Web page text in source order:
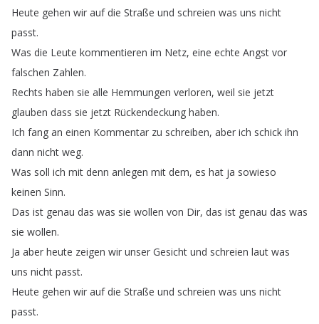
Heute gehen wir auf die Straße und schreien was uns nicht
passt.
Was die Leute kommentieren im Netz, eine echte Angst vor
falschen Zahlen.
Rechts haben sie alle Hemmungen verloren, weil sie jetzt
glauben dass sie jetzt Rückendeckung haben.
Ich fang an einen Kommentar zu schreiben, aber ich schick ihn
dann nicht weg.
Was soll ich mit denn anlegen mit dem, es hat ja sowieso
keinen Sinn.
Das ist genau das was sie wollen von Dir, das ist genau das was
sie wollen.
Ja aber heute zeigen wir unser Gesicht und schreien laut was
uns nicht passt.
Heute gehen wir auf die Straße und schreien was uns nicht
passt.